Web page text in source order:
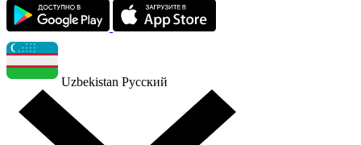
Uzbekistan Русский